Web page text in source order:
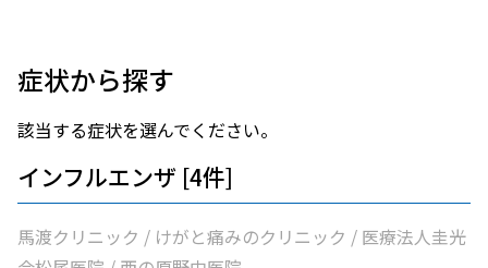
症状から探す
該当する症状を選んでください。
インフルエンザ [4件]
馬渡クリニック / けがと痛みのクリニック / 医療法人圭光